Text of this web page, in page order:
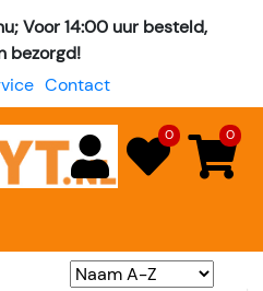
Voor 14:00 uur besteld,
bezorgd!
Contact
0 0